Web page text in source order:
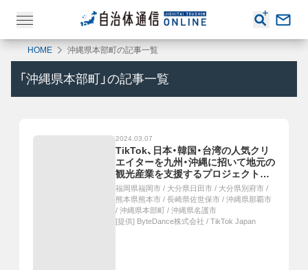
HOME 沖縄県本部町の記事一覧
「 沖縄県本部町 」の記事一覧
2024.03.07
TikTok、日本・韓国・台湾の人気クリ
エイターを九州・沖縄に招いて地元の
観光産業を支援するプロジェクト
「TikTok Connect By Tourism」を
実施！
福岡県福岡市 / 大分県日田市 / 大分県別府市 /
熊本県熊本市 / 長崎県佐世保市 / 沖縄県那覇市
/ 沖縄県本部町 / 沖縄県名護市
[提供] ByteDance株式会社 / TikTok Japan